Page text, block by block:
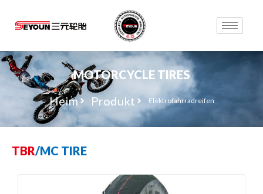
MOTORCYCLE TIRES
Heim
Produkt Elektrofahrradreifen
TBR/MC TIRE